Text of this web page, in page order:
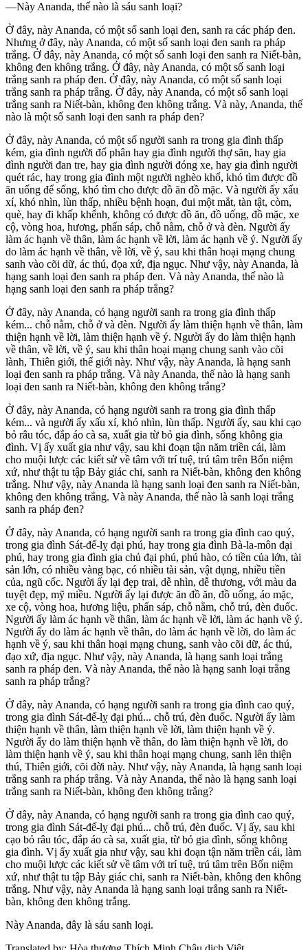
—Này Ananda, thế nào là sáu sanh loại?
Ở đây, này Ananda, có một số sanh loại đen, sanh ra các pháp đen.
Nhưng ở đây, này Ananda, có một số sanh loại đen sanh ra pháp
trắng. Ở đây, này Ananda, có một số sanh loại đen sanh ra Niết-bàn,
không đen không trắng. Ở đây, này Ananda, có một số sanh loại
trắng sanh ra pháp đen. Ở đây, này Ananda, có một số sanh loại
trắng sanh ra pháp trắng. Ở đây, này Ananda, có một số sanh loại
trắng sanh ra Niết-bàn, không đen không trắng. Và này, Ananda, thế
nào là một số sanh loại đen sanh ra pháp đen?
Ở đây, này Ananda, có một số người sanh ra trong gia đình thấp
kém, gia đình người đổ phân hay gia đình người thợ săn, hay gia
đình người đan tre, hay gia đình người đóng xe, hay gia đình người
quét rác, hay trong gia đình một người nghèo khổ, khó tìm được đồ
ăn uống để sống, khó tìm cho được đồ ăn đồ mặc. Và người ấy xấu
xí, khó nhìn, lùn thấp, nhiều bệnh hoạn, đui một mắt, tàn tật, còm,
què, hay đi khấp khểnh, không có được đồ ăn, đồ uống, đồ mặc, xe
cộ, vòng hoa, hương, phấn sáp, chỗ nằm, chỗ ở và đèn. Người ấy
làm ác hạnh về thân, làm ác hạnh về lời, làm ác hạnh về ý. Người ấy
do làm ác hạnh về thân, về lời, về ý, sau khi thân hoại mạng chung
sanh vào cõi dữ, ác thú, đọa xứ, địa ngục. Như vậy, này Ananda, là
hạng sanh loại đen sanh ra pháp đen. Và này Ananda, thế nào là
hạng sanh loại đen sanh ra pháp trắng?
Ở đây, này Ananda, có hạng người sanh ra trong gia đình thấp
kém... chỗ nằm, chỗ ở và đèn. Người ấy làm thiện hạnh về thân, làm
thiện hạnh về lời, làm thiện hạnh về ý. Người ấy do làm thiện hạnh
về thân, về lời, về ý, sau khi thân hoại mạng chung sanh vào cõi
lành, Thiên giới, thế giới này. Như vậy, này Ananda, là hạng sanh
loại đen sanh ra pháp trắng. Và này Ananda, thế nào là hạng sanh
loại đen sanh ra Niết-bàn, không đen không trắng?
Ở đây, này Ananda, có hạng người sanh ra trong gia đình thấp
kém... và người ấy xấu xí, khó nhìn, lùn thấp. Người ấy, sau khi cạo
bỏ râu tóc, đắp áo cà sa, xuất gia từ bỏ gia đình, sống không gia
đình. Vị ấy xuất gia như vậy, sau khi đoạn tận năm triền cái, làm
cho muội lược các kiết sử về tâm với trí tuệ, trú tâm trên Bốn niệm
xứ, như thật tu tập Bảy giác chi, sanh ra Niết-bàn, không đen không
trắng. Như vậy, này Ananda là hạng sanh loại đen sanh ra Niết-bàn,
không đen không trắng. Và này Ananda, thế nào là sanh loại trắng
sanh ra pháp đen?
Ở đây, này Ananda, có hạng người sanh ra trong gia đình cao quý,
trong gia đình Sát-đế-lỵ đại phú, hay trong gia đình Bà-la-môn đại
phú, hay trong gia đình gia chủ đại phú, phú hào, có tiền của lớn, tài
sản lớn, có nhiều vàng bạc, có nhiều tài sản, vật dụng, nhiều tiền
của, ngũ cốc. Người ấy lại đẹp trai, dễ nhìn, dễ thương, với màu da
tuyệt đẹp, mỹ miều. Người ấy lại được ăn đồ ăn, đồ uống, áo mặc,
xe cộ, vòng hoa, hương liệu, phấn sáp, chỗ nằm, chỗ trú, đèn đuốc.
Người ấy làm ác hạnh về thân, làm ác hạnh về lời, làm ác hạnh về ý.
Người ấy do làm ác hạnh về thân, do làm ác hạnh về lời, do làm ác
hạnh về ý, sau khi thân hoại mạng chung, sanh vào cõi dữ, ác thú,
đạo xứ, địa ngục. Như vậy, này Ananda, là hạng sanh loại trắng
sanh ra pháp đen. Và này Ananda, thế nào là hạng sanh loại trắng
sanh ra pháp trắng?
Ở đây, này Ananda, có hạng người sanh ra trong gia đình cao quý,
trong gia đình Sát-đế-lỵ đại phú... chỗ trú, đèn đuốc. Người ấy làm
thiện hạnh về thân, làm thiện hạnh về lời, làm thiện hạnh về ý.
Người ấy do làm thiện hạnh về thân, do làm thiện hạnh về lời, do
làm thiện hạnh về ý, sau khi thân hoại mạng chung, sanh lên thiện
thú, Thiên giới, cõi đời này. Như vậy, này Ananda, là hạng sanh loại
trắng sanh ra pháp trắng. Và này Ananda, thế nào là hạng sanh loại
trắng sanh ra Niết-bàn, không đen không trắng?
Ở đây, này Ananda, có hạng người sanh ra trong gia đình cao quý,
trong gia đình Sát-đế-lỵ đại phú... chỗ trú, đèn đuốc. Vị ấy, sau khi
cạo bỏ râu tóc, đắp áo cà sa, xuất gia, từ bỏ gia đình, sống không
gia đình. Vị ấy xuất gia như vậy, sau khi đoạn tận năm triền cái, làm
cho muội lược các kiết sử về tâm với trí tuệ, trú tâm trên Bốn niệm
xứ, như thật tu tập Bảy giác chi, sanh ra Niết-bàn, không đen không
trắng. Như vậy, này Ananda là hạng sanh loại trắng sanh ra Niết-
bàn, không đen không trắng.
Này Ananda, đây là sáu sanh loại.